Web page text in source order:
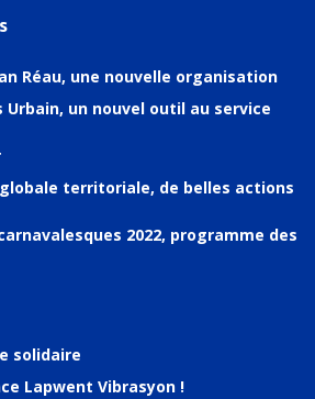
Réau, une nouvelle organisation
Urbain, un nouvel outil au service
territoriale, de belles actions
2022, programme des
solidaire
Lapwent Vibrasyon !